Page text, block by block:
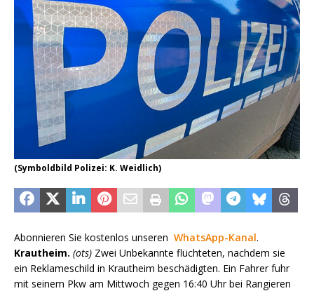
(Symboldbild Polizei: K. Weidlich)
Abonnieren Sie kostenlos unseren WhatsApp-Kanal.
Krautheim. (ots) Zwei Unbekannte flüchteten, nachdem sie
ein Reklameschild in Krautheim beschädigten. Ein Fahrer fuhr
mit seinem Pkw am Mittwoch gegen 16:40 Uhr bei Rangieren